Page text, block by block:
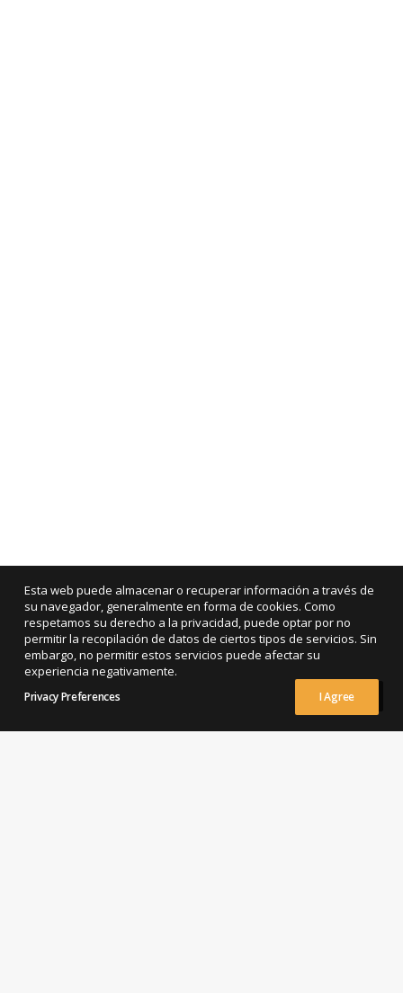
Esta web puede almacenar o recuperar información a través de
su navegador, generalmente en forma de cookies. Como
respetamos su derecho a la privacidad, puede optar por no
permitir la recopilación de datos de ciertos tipos de servicios. Sin
embargo, no permitir estos servicios puede afectar su
experiencia negativamente.
Privacy Preferences I Agree